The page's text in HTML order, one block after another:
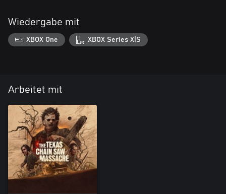
Wiedergabe mit
XBOX One XBOX Series X|S
Arbeitet mit